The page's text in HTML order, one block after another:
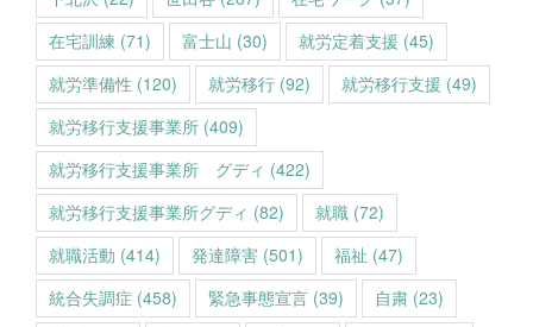
在宅訓練 (71) 富士山 (30) 就労定着支援 (45)
就労準備性 (120) 就労移行 (92) 就労移行支援 (49)
就労移行支援事業所 (409)
就労移行支援事業所 グディ (422)
就労移行支援事業所グディ (82) 就職 (72)
就職活動 (414) 発達障害 (501) 福祉 (47)
統合失調症 (458) 緊急事態宣言 (39) 自粛 (23)